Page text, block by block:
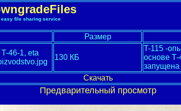
easy file sharing service
Размер
46-1, eta
130 КБ
T-115 -
основе
запущена
Скачать
Предварительный просмотр